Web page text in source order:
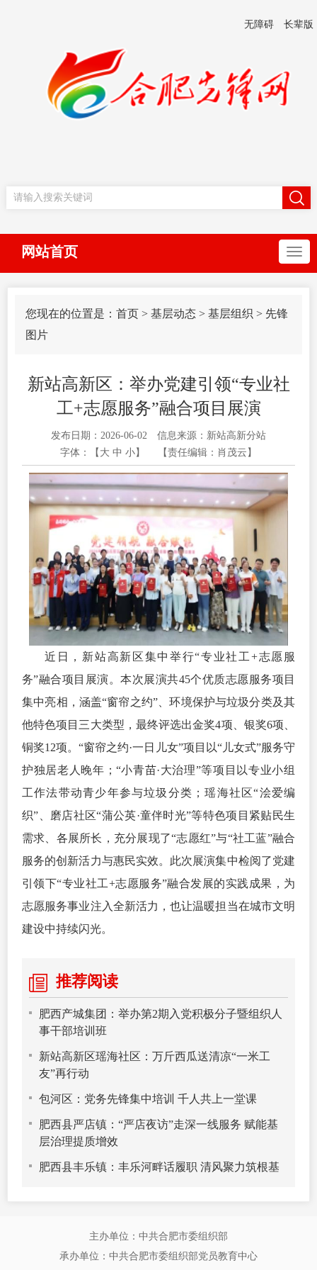
无障碍 长辈版
网站首页
您现在的位置是： 首页 > 基层动态 > 基层组织 > 先锋
图片
新站高新区：举办党建引领“专业社
工+志愿服务”融合项目展演
发布日期：2026-06-02
信息来源：新站高新分站
字体：【 大 中 小 】 【责任编辑：肖茂云】
近日，新站高新区集中举行“专业社工+志愿服
务”融合项目展演。本次展演共45个优质志愿服务项目
集中亮相，涵盖“窗帘之约”、环境保护与垃圾分类及其
他特色项目三大类型，最终评选出金奖4项、银奖6项、
铜奖12项。“窗帘之约·一日儿女”项目以“儿女式”服务守
护独居老人晚年；“小青苗·大治理”等项目以专业小组
工作法带动青少年参与垃圾分类；瑶海社区“浍爱编
织”、磨店社区“蒲公英·童伴时光”等特色项目紧贴民生
需求、各展所长，充分展现了“志愿红”与“社工蓝”融合
服务的创新活力与惠民实效。此次展演集中检阅了党建
引领下“专业社工+志愿服务”融合发展的实践成果，为
志愿服务事业注入全新活力，也让温暖担当在城市文明
建设中持续闪光。
推荐阅读
肥西产城集团：举办第2期入党积极分子暨组织人
事干部培训班
新站高新区瑶海社区：万斤西瓜送清凉“一米工
友”再行动
包河区：党务先锋集中培训 千人共上一堂课
肥西县严店镇：“严店夜访”走深一线服务 赋能基
层治理提质增效
肥西县丰乐镇：丰乐河畔话履职 清风聚力筑根基
主办单位：中共合肥市委组织部
承办单位：中共合肥市委组织部党员教育中心